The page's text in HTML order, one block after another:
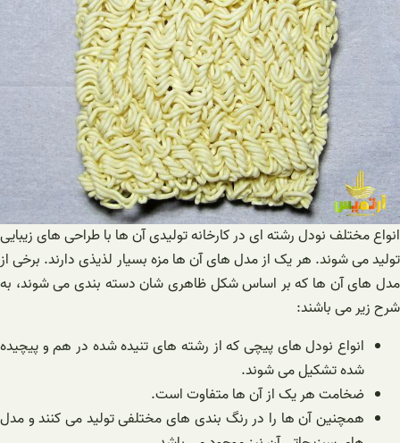
انواع مختلف نودل رشته ای در کارخانه تولیدی آن ها با طراحی های زیبایی
تولید می شوند. هر یک از مدل های آن ها مزه بسیار لذیذی دارند. برخی از
مدل های آن ها که بر اساس شکل ظاهری شان دسته بندی می شوند، به
شرح زیر می باشند:
انواع نودل های پیچی که از رشته های تنیده شده در هم و پیچیده
شده تشکیل می شوند.
ضخامت هر یک از آن ها متفاوت است.
همچنین آن ها را در رنگ بندی های مختلفی تولید می کنند و مدل